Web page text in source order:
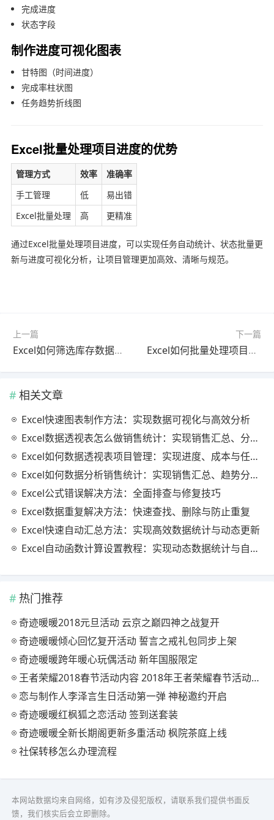
完成进度
状态字段
制作进度可视化图表
甘特图（时间进度）
完成率柱状图
任务趋势折线图
Excel批量处理项目进度的优势
管理方式 效率
准确率
手工管理
低
易出错
Excel批量处理
高 更精准
通过Excel批量处理项目进度，可以实现任务自动统计、状态批量更
新与进度可视化分析，让项目管理更加高效、清晰与规范。
上一篇
Excel如何筛选库存数据？完整操作方法与高效库存管理技巧
下一篇
Excel如何批量处理项目进度？高效项目管理与自动统计全流程详解
相关文章
Excel快速图表制作方法：实现数据可视化与高效分析
Excel数据透视表怎么做销售统计：实现销售汇总、分析与动态监控
Excel如何数据透视表项目管理：实现进度、成本与任务的高效分析
Excel如何数据分析销售统计：实现销售汇总、趋势分析与业绩优化
Excel公式错误解决方法：全面排查与修复技巧
Excel数据重复解决方法：快速查找、删除与防止重复
Excel快速自动汇总方法：实现高效数据统计与动态更新
Excel自动函数计算设置教程：实现动态数据统计与自动更新
热门推荐
奇迹暖暖2018元旦活动 云京之巅四神之战复开
奇迹暖暖倾心回忆复开活动 誓言之戒礼包同步上架
奇迹暖暖跨年暖心玩偶活动 新年国服限定
王者荣耀2018春节活动内容 2018年王者荣耀春节活动大全
恋与制作人李泽言生日活动第一弹 神秘邀约开启
奇迹暖暖红枫狐之恋活动 签到送套装
奇迹暖暖全新长期阁更新多重活动 枫院茶庭上线
社保转移怎么办理流程
本网站数据均来自网络，如有涉及侵犯版权，请联系我们提供书面反
馈，我们核实后会立即删除。